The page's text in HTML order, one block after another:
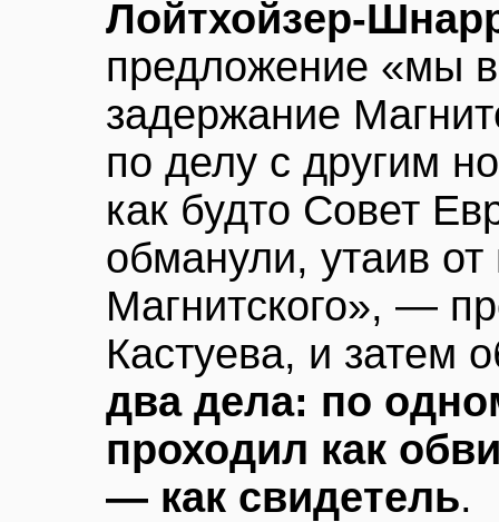
Лойтхойзер-
предложение «мы
задержание
по делу с другим
как будто Совет
обманули, утаив
Магнитского», —
Кастуева, и затем
два дела: по
проходил как
— как свидетель.